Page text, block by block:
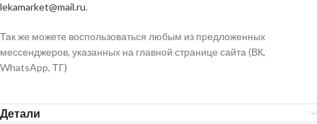
lekamarket@mail.ru.
Так же можете воспользоваться любым из предложенных
мессенджеров, указанных на главной странице сайта (ВК,
WhatsApp, ТГ)
Детали